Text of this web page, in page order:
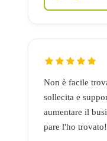
Non è facile
sollecita e
aumentare il
pare l'ho